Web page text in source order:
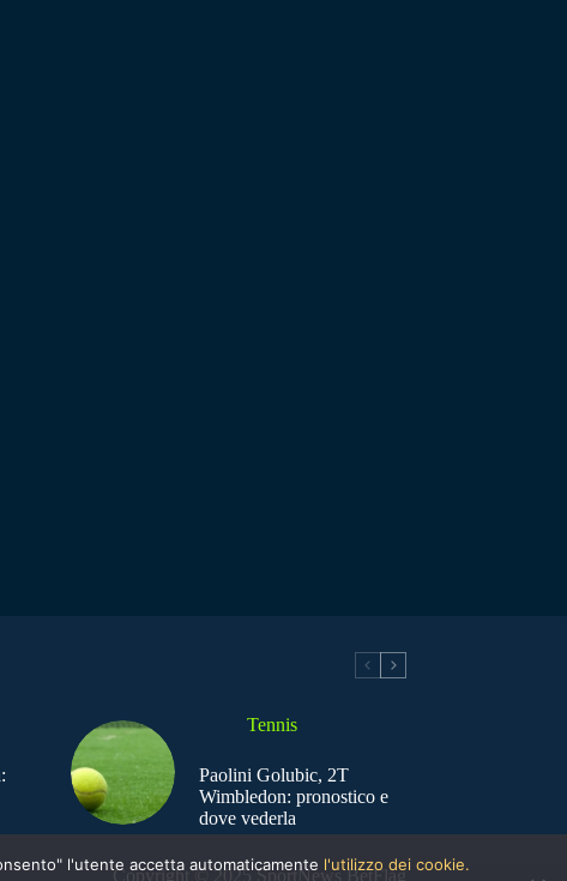
Tennis
Paolini Golubic, 2T
Wimbledon: pronostico e
dove vederla
Copyright © 2025 SportNews BetFlag
l'utente accetta automaticamente l'utilizzo dei cookie.